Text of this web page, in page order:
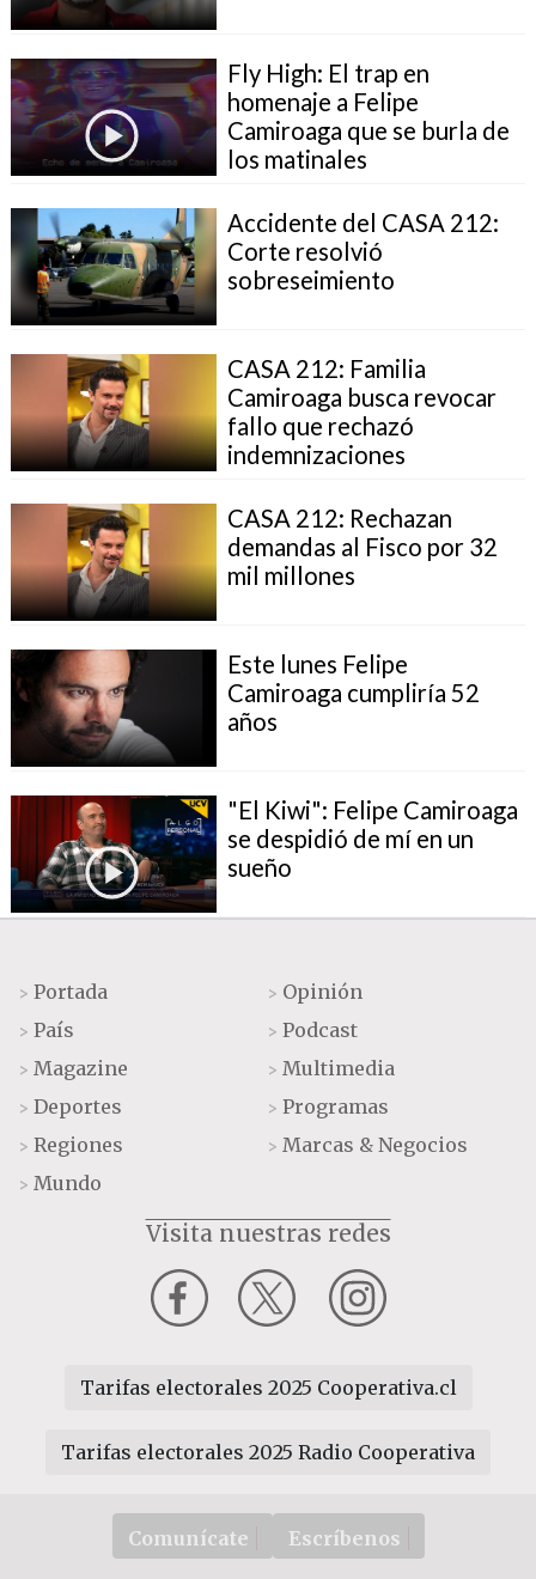
Fly High: El trap en
homenaje a Felipe
Camiroaga que se burla de
los matinales
Accidente del CASA 212:
Corte resolvió
sobreseimiento
CASA 212: Familia
Camiroaga busca revocar
fallo que rechazó
indemnizaciones
CASA 212: Rechazan
demandas al Fisco por 32
mil millones
Este lunes Felipe
Camiroaga cumpliría 52
años
"El Kiwi": Felipe Camiroaga
se despidió de mí en un
sueño
> Portada
> País
> Magazine
> Deportes
> Regiones
> Mundo
> Opinión
> Podcast
> Multimedia
> Programas
> Marcas & Negocios
Visita nuestras redes
Tarifas electorales 2025 Cooperativa.cl
Tarifas electorales 2025 Radio Cooperativa
Comunícate Escríbenos